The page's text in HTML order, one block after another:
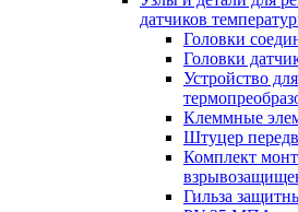
датчиков
Головки
Головки
Устройство
Клеммные
Штуцер
Комплект
Гильза